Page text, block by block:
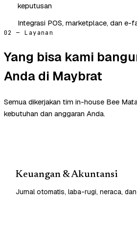
keputusan
Integrasi POS, marketplace, dan e-
02 — Layanan
Yang bisa kami
Anda di Maybrat
Semua dikerjakan tim in-house Bee
kebutuhan dan anggaran Anda.
Keuangan & Akuntansi
Jurnal otomatis, laba-rugi, neraca,